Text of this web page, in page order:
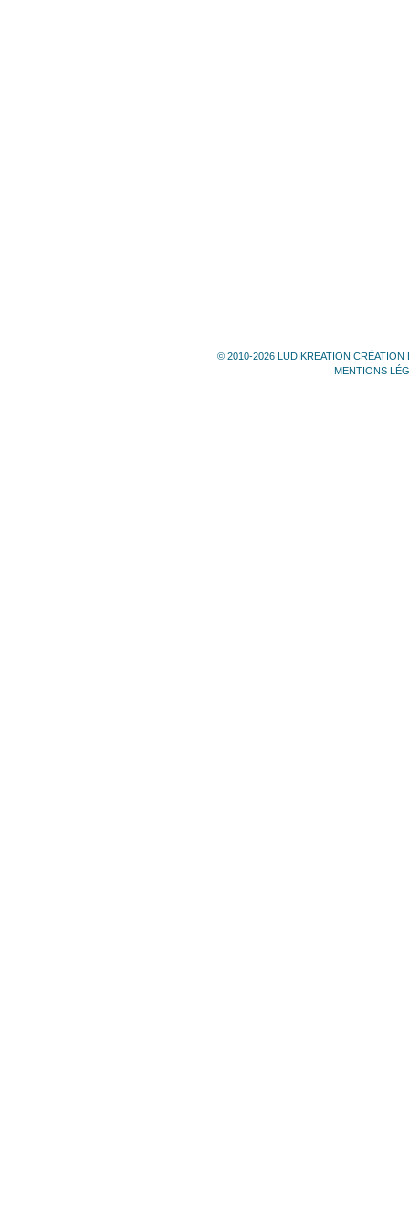
© 2010-2026 LUDIKREATION CRÉATION
MENTIONS